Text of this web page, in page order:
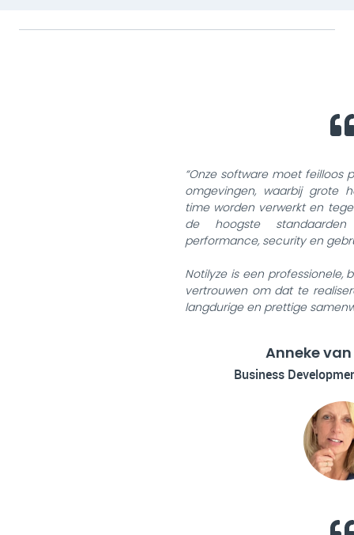
“Onze software moet feilloos
omgevingen, waarbij grote
time worden verwerkt en
de hoogste
performance, security en
Notilyze is een professionele,
vertrouwen om dat te
langdurige en prettige
Anneke
Business